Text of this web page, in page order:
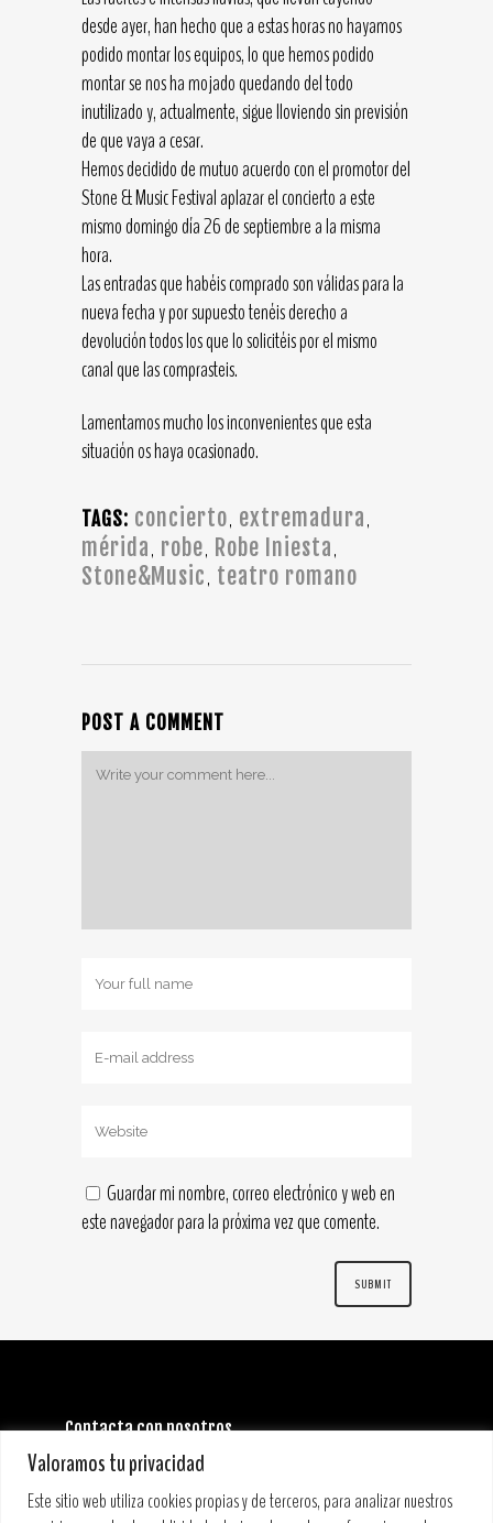
Valoramos tu privacidad
Este sitio web utiliza cookies propias y de terceros, para analizar nuestros
desde ayer, han hecho que a estas horas no hayamos
podido montar los equipos, lo que hemos podido
montar se nos ha mojado quedando del todo
inutilizado y, actualmente, sigue lloviendo sin previsión
de que vaya a cesar.
Hemos decidido de mutuo acuerdo con el promotor del
Stone & Music Festival aplazar el concierto a este
mismo domingo día 26 de septiembre a la misma
hora.
Las entradas que habéis comprado son válidas para la
nueva fecha y por supuesto tenéis derecho a
devolución todos los que lo solicitéis por el mismo
canal que las comprasteis.
Lamentamos mucho los inconvenientes que esta
situación os haya ocasionado.
TAGS: concierto, extremadura,
mérida, robe, Robe Iniesta,
Stone&Music, teatro romano
POST A COMMENT
Guardar mi nombre, correo electrónico y web en
este navegador para la próxima vez que comente.
Contacta con nosotros
INFORMACIÓN GENERAL:
info@stoneandmusicfestival.com
PRENSA: